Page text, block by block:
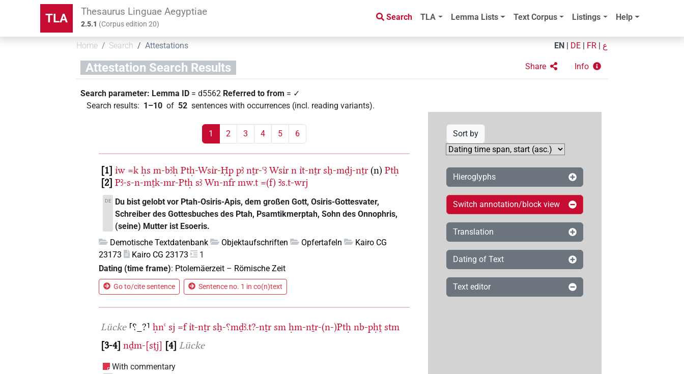
TLA Thesaurus Linguae Aegyptiae
2.5.1 (Corpus edition20)
Search TLA Lemma Lists Text Corpus Listings Help
Home Search Attestations EN DE FR ع
Attestation Search Results Share Info
Search parameter: Lemma ID = d5562 Referred to from = ✓
Search results: 1–10 of 52 sentences with occurrences (incl. reading variants).
1 2 3 4 5 6
1 ı͗w =k ḥs m-bꜣḥ Ptḥ-Wsı͗r-Ḥp pꜣ nṯr-ꜥꜣ Wsı͗r n ı͗t-nṯr sẖ-mḏj-nṯr (n) Ptḥ
2 Pꜣ-s-n-mṯk-mr-Ptḥ sꜣ Wn-nfr mw.t =(f) Ꜣs.t-wrj
DE
Du bist gelobt vor Ptah-Osiris-Apis, dem großen Gott, Osiris-Gottesvater,
Schreiber des Gottesbuches des Ptah, Psamtikmerptah, Sohn des Onnophris,
(seine) Mutter ist Esoeris.
Demotische Textdatenbank
Objektaufschriften Opfertafeln
Kairo CG
23173
Kairo CG 23173
1
Dating (time frame): Ptolemäerzeit – Römische Zeit
Go to/cite sentence Sentence no. 1 in co(n)text
Lücke ⸢⸮_?⸣ ḥnꜥ sj =f ı͗t-nṯr sẖ-⸮mḏꜣ.t?-nṯr sm ḥm-nṯr-(n-)Ptḥ nb-pḥṱ stm
3-4 nḏm-[sṱj] 4 Lücke
With commentary
Sort by
Hieroglyphs
Switch annotation/block view
Translation
Dating of Text
Text editor